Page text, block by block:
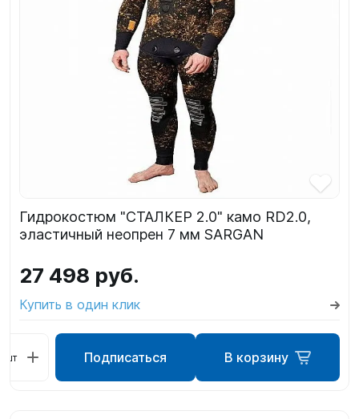
Гидрокостюм "СТАЛКЕР 2.0" камо RD2.0,
эластичный неопрен 7 мм SARGAN
27 498 руб.
Купить в один клик
шт Подписаться В корзину